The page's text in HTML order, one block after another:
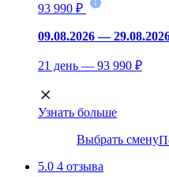
93 990 ₽
09.08.2026 —
21 день — 93 990 ₽
Узнать больше
Выбрать смену
5.0 4 отзыва